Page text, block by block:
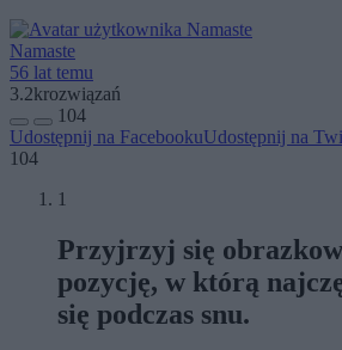
Namaste
56 lat temu
3.2krozwiązań
104
Udostępnij na FacebookuUdostępnij na
104
1
Przyjrzyj się
pozycję, w którą
się podczas snu.